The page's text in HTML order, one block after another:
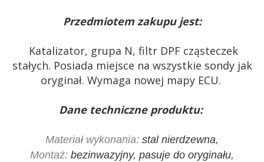
Przedmiotem zakupu jest:
Katalizator, grupa N, filtr DPF cząsteczek
stałych. Posiada miejsce na wszystkie sondy jak
oryginał. Wymaga nowej mapy ECU.
Dane techniczne produktu:
Materiał wykonania: stal nierdzewna,
Montaż: bezinwazyjny, pasuje do oryginału,